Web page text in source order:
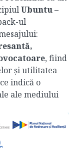
Ubuntu–
ul
, fiind
și utilitatea
indică o
ale mediului